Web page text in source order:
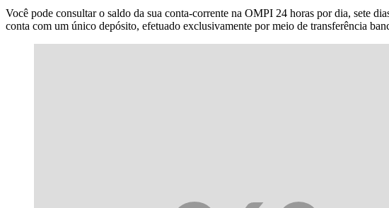
Você pode consultar o saldo da sua conta-corrente na OMPI 24 horas por dia, sete
conta com um único depósito, efetuado exclusivamente por meio de transferência